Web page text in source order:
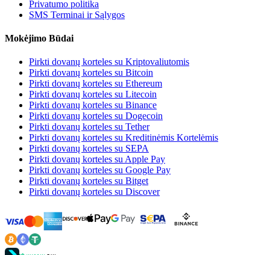
Privatumo politika
SMS Terminai ir Sąlygos
Mokėjimo Būdai
Pirkti dovanų korteles su Kriptovaliutomis
Pirkti dovanų korteles su Bitcoin
Pirkti dovanų korteles su Ethereum
Pirkti dovanų korteles su Litecoin
Pirkti dovanų korteles su Binance
Pirkti dovanų korteles su Dogecoin
Pirkti dovanų korteles su Tether
Pirkti dovanų korteles su Kreditinėmis Kortelėmis
Pirkti dovanų korteles su SEPA
Pirkti dovanų korteles su Apple Pay
Pirkti dovanų korteles su Google Pay
Pirkti dovanų korteles su Bitget
Pirkti dovanų korteles su Discover